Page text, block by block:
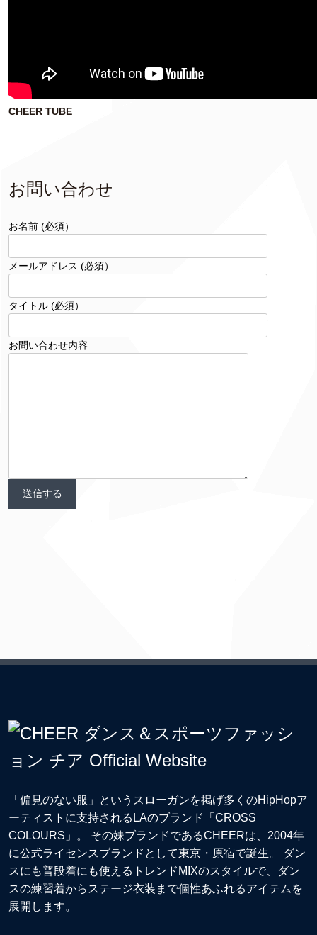
CHEER TUBE
お問い合わせ
お名前 (必須）
メールアドレス (必須）
タイトル (必須）
お問い合わせ内容
「偏見のない服」というスローガンを掲げ多くのHipHopア
ーティストに支持されるLAのブランド「CROSS
COLOURS」。 その妹ブランドであるCHEERは、2004年
に公式ライセンスブランドとして東京・原宿で誕生。 ダン
スにも普段着にも使えるトレンドMIXのスタイルで、ダン
スの練習着からステージ衣装まで個性あふれるアイテムを
展開します。